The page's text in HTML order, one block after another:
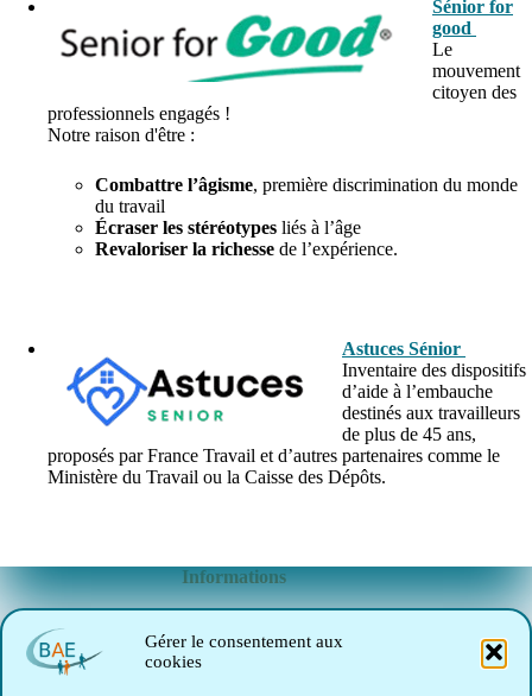
Gérer le consentement aux
cookies
Sénior for
good
Le
mouvement
citoyen des
professionnels engagés !
Notre raison d'être :
Combattre l’âgisme, première discrimination du monde
du travail
Écraser les stéréotypes liés à l’âge
Revaloriser la richesse de l’expérience.
Astuces Sénior
Inventaire des dispositifs
d’aide à l’embauche
destinés aux travailleurs
de plus de 45 ans,
proposés par France Travail et d’autres partenaires comme le
Ministère du Travail ou la Caisse des Dépôts.
Informations
INTRANET (Réservé BAE)